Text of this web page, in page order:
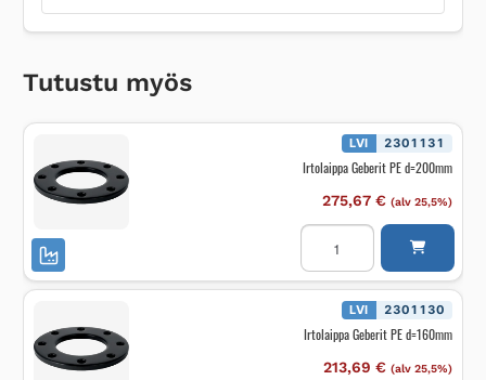
Tutustu myös
LVI 2301131
Irtolaippa Geberit PE d=200mm
275,67 € (alv 25,5%)
Irtolaippa
Geberit
d=200mm
määrä
LVI 2301130
Irtolaippa Geberit PE d=160mm
213,69 € (alv 25,5%)